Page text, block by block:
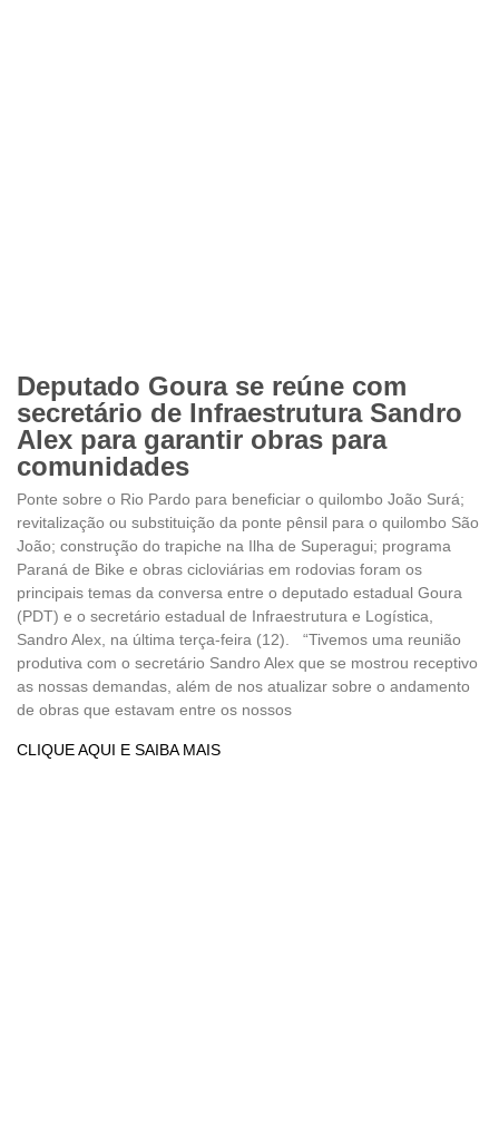
Deputado Goura se reúne com
secretário de Infraestrutura Sandro
Alex para garantir obras para
comunidades
Ponte sobre o Rio Pardo para beneficiar o quilombo João Surá;
revitalização ou substituição da ponte pênsil para o quilombo São
João; construção do trapiche na Ilha de Superagui; programa
Paraná de Bike e obras cicloviárias em rodovias foram os
principais temas da conversa entre o deputado estadual Goura
(PDT) e o secretário estadual de Infraestrutura e Logística,
Sandro Alex, na última terça-feira (12). “Tivemos uma reunião
produtiva com o secretário Sandro Alex que se mostrou receptivo
as nossas demandas, além de nos atualizar sobre o andamento
de obras que estavam entre os nossos
CLIQUE AQUI E SAIBA MAIS